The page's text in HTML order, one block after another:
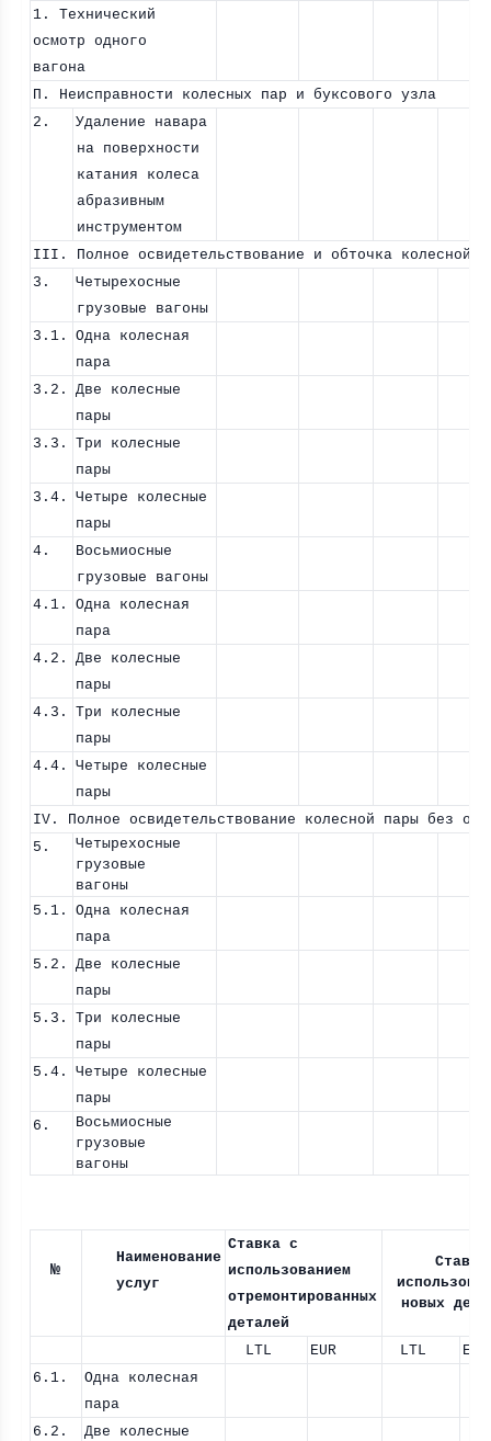
1. Технический
осмотр одного
вагона
П. Неисправности колесных пар и буксового узла
2.
Удаление навара
на поверхности
катания колеса
абразивным
инструментом
III. Полное освидетельствование и обточка колесной
3.
Четырехосные
грузовые вагоны
3.1.
Одна колесная
пара
3.2.
Две колесные
пары
3.3.
Три колесные
пары
3.4.
Четыре колесные
пары
4.
Восьмиосные
грузовые вагоны
4.1.
Одна колесная
пара
4.2.
Две колесные
пары
4.3.
Три колесные
пары
4.4.
Четыре колесные
пары
IV. Полное освидетельствование колесной пары без
5.
Четырехосные
грузовые
вагоны
5.1.
Одна колесная
пара
5.2.
Две колесные
пары
5.3.
Три колесные
пары
5.4.
Четыре колесные
пары
6.
Восьмиосные
грузовые
вагоны
№
Наименование
услуг
Ставка с
использованием
отремонтированных
новых
деталей
LTL
EUR LTL
EUR
6.1.
Одна колесная
пара
6.2.
Две колесные